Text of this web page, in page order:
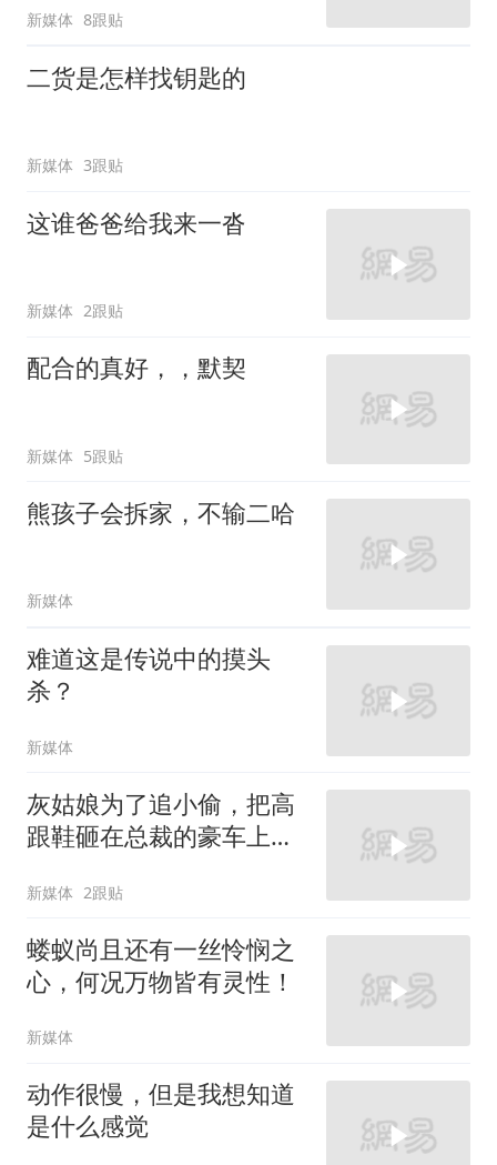
新媒体 8跟贴
二货是怎样找钥匙的
新媒体 3跟贴
这谁爸爸给我来一沓
新媒体 2跟贴
配合的真好，，默契
新媒体 5跟贴
熊孩子会拆家，不输二哈
新媒体
难道这是传说中的摸头
杀？
新媒体
灰姑娘为了追小偷，把高
跟鞋砸在总裁的豪车上，
新媒体 2跟贴
蝼蚁尚且还有一丝怜悯之
心，何况万物皆有灵性！
新媒体
动作很慢，但是我想知道
是什么感觉